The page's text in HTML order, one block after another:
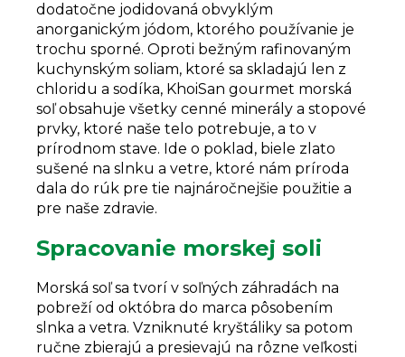
dodatočne jodidovaná obvyklým
anorganickým jódom, ktorého používanie je
trochu sporné. Oproti bežným rafinovaným
kuchynským soliam, ktoré sa skladajú len z
chloridu a sodíka, KhoiSan gourmet morská
soľ obsahuje všetky cenné minerály a stopové
prvky, ktoré naše telo potrebuje, a to v
prírodnom stave. Ide o poklad, biele zlato
sušené na slnku a vetre, ktoré nám príroda
dala do rúk pre tie najnáročnejšie použitie a
pre naše zdravie.
Spracovanie morskej soli
Morská soľ sa tvorí v soľných záhradách na
pobreží od októbra do marca pôsobením
slnka a vetra. Vzniknuté kryštáliky sa potom
ručne zbierajú a presievajú na rôzne veľkosti